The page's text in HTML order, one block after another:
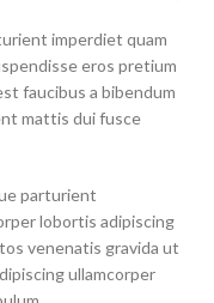
imperdiet quam
eros pretium
faucibus a bibendum
mattis dui fusce
parturient
lobortis adipiscing
venenatis gravida ut
ullamcorper